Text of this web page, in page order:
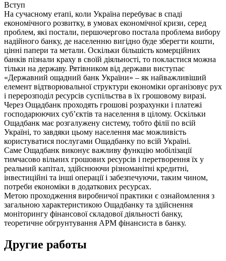
Вступ
На сучасному етапі, коли Україна перебуває в спаді
економічного розвитку, в умовах економічної кризи, серед
проблем, які постали, першочергово постала проблема вибору
надійного банку, де населенню вигідно буде зберегти кошти,
цінні папери та метали. Оскільки більшість комерційних
банків пізнали краху в своїй діяльності, то покластися можна
тільки на державу. Рятівником від держави виступає
«Державний ощадний банк України» – як найважливіший
елемент відтворювальної структури економіки організовує рух
і перерозподіл ресурсів суспільства в їх грошовому виразі.
Через Ощадбанк проходять грошові розрахунки і платежі
господарюючих суб’єктів та населення в цілому. Оскільки
Ощадбанк має розгалужену систему, тобто філії по всій
Україні, то завдяки цьому населення має можливість
користуватися послугами Ощадбанку по всій Україні.
Саме Ощадбанк виконує важливу функцію мобілізації
тимчасово вільних грошових ресурсів і перетворення їх у
реальний капітал, здійснюючи різноманітні кредитні,
інвестиційні та інші операції і забезпечуючи, таким чином,
потреби економіки в додаткових ресурсах.
Метою проходження виробничої практики є ознайомлення з
загальною характеристикою Ощадбанку та здійснення
моніторингу фінансової складової діяльності банку,
теоретичне обгрунтування АРМ фінансиста в банку.
Другие работы